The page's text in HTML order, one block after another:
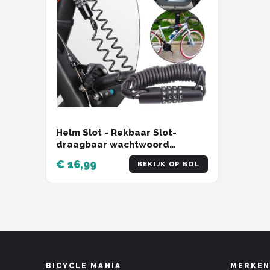
Helm Slot - Rekbaar Slot-
draagbaar wachtwoord
combinatie beveiligingsslot -
kabelslot voor fiets, motorfiets,
koffer en bagage - zwart
€ 16,99 BEKIJK OP BOL
BICYCLE MANIA MERKEN